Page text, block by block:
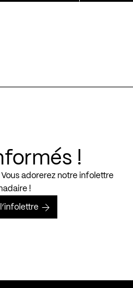
!
adorerez notre infolettre
!